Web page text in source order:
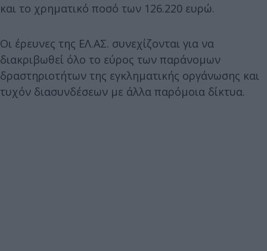
και το χρηματικό ποσό των 126.220 ευρώ.
Οι έρευνες της ΕΛ.ΑΣ. συνεχίζονται για να
διακριβωθεί όλο το εύρος των παράνομων
δραστηριοτήτων της εγκληματικής οργάνωσης και
τυχόν διασυνδέσεων με άλλα παρόμοια δίκτυα.